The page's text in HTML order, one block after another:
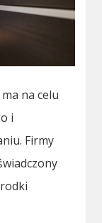
na celu
i
Firmy